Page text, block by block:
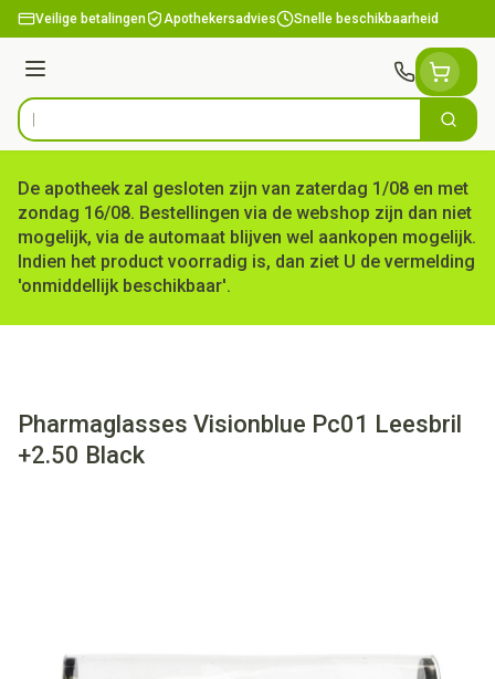
Ga naar de inhoud
Veilige betalingen Apothekersadvies Snelle beschikbaarheid
Menu
Product, merk, categorie... Zoek
De apotheek zal gesloten zijn van zaterdag 1/08 en met
zondag 16/08. Bestellingen via de webshop zijn dan niet
mogelijk, via de automaat blijven wel aankopen mogelijk.
Indien het product voorradig is, dan ziet U de vermelding
'onmiddellijk beschikbaar'.
Pharmaglasses Visionblue Pc01 Leesbril
+2.50 Black